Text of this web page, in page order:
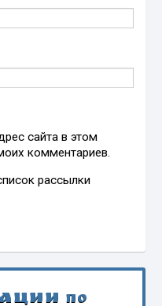
сайта в этом
комментариев.
рассылки
по